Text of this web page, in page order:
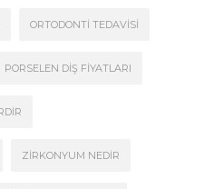
ORTODONTI TEDAVISI
PORSELEN DIŞ FIYATLARI
ZIRKONYUM NEDIR